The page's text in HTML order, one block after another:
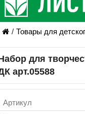
Товары для
для
арт.05588
Артикул